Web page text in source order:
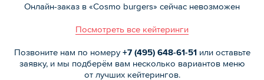
Онлайн-заказ в «Cosmo burgers» сейчас невозможен
Посмотреть все кейтеринги
Позвоните нам по номеру+7 (495) 648-61-51или оставьте
заявку, и мы подберём вам несколько вариантов меню
от лучших кейтерингов.